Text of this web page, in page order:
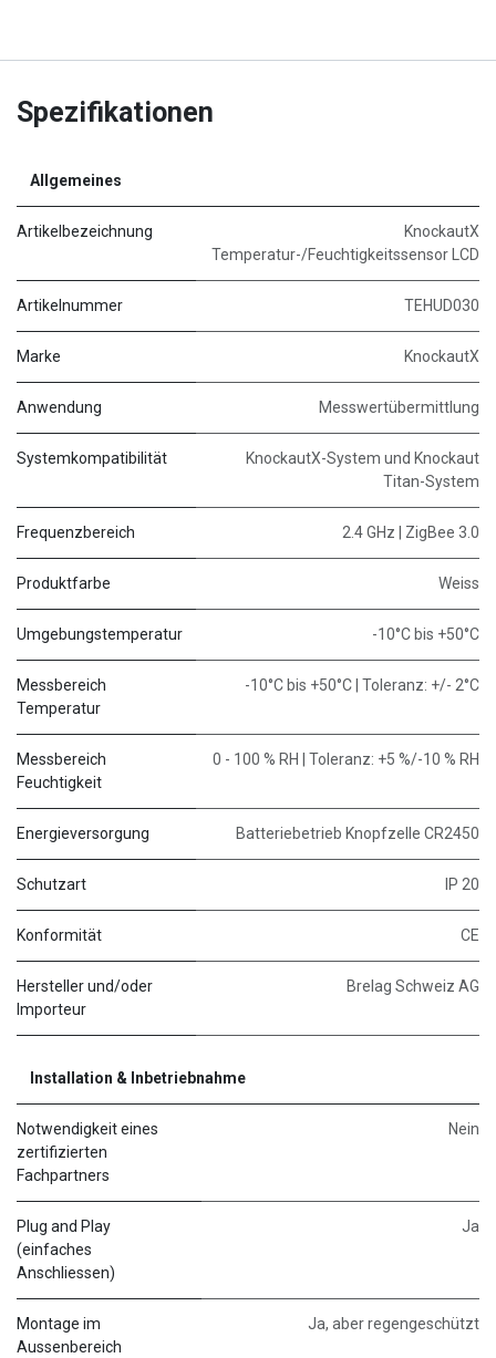
Spezifikationen
Allgemeines
Artikelbezeichnung
KnockautX
Temperatur-/Feuchtigkeitssensor LCD
Artikelnummer TEHUD030
Marke KnockautX
Anwendung Messwertübermittlung
Systemkompatibilität
KnockautX-System und Knockaut
Titan-System
Frequenzbereich 2.4 GHz | ZigBee 3.0
Produktfarbe Weiss
Umgebungstemperatur -10°C bis +50°C
Messbereich
Temperatur
-10°C bis +50°C | Toleranz: +/- 2°C
Messbereich
Feuchtigkeit
0 - 100 % RH | Toleranz: +5 %/-10 % RH
Energieversorgung Batteriebetrieb Knopfzelle CR2450
Schutzart IP 20
Konformität CE
Hersteller und/oder
Importeur
Brelag Schweiz AG
Installation & Inbetriebnahme
Notwendigkeit eines
zertifizierten
Fachpartners
Nein
Plug and Play
(einfaches
Anschliessen)
Ja
Montage im
Aussenbereich
Ja, aber regengeschützt